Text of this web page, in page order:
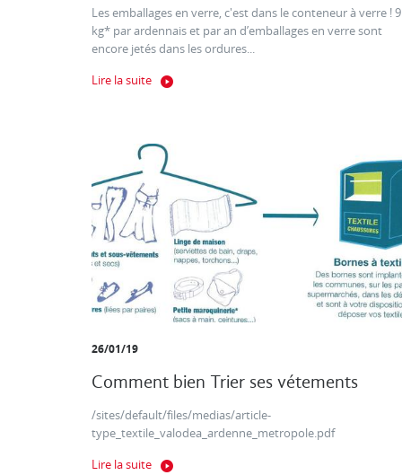
Les emballages en verre, c'est dans le conteneur à verre ! 9
kg* par ardennais et par an d’emballages en verre sont
encore jetés dans les ordures...
Lire la suite
26/01/19
Comment bien Trier ses vétements
/sites/default/files/medias/article-
type_textile_valodea_ardenne_metropole.pdf
Lire la suite